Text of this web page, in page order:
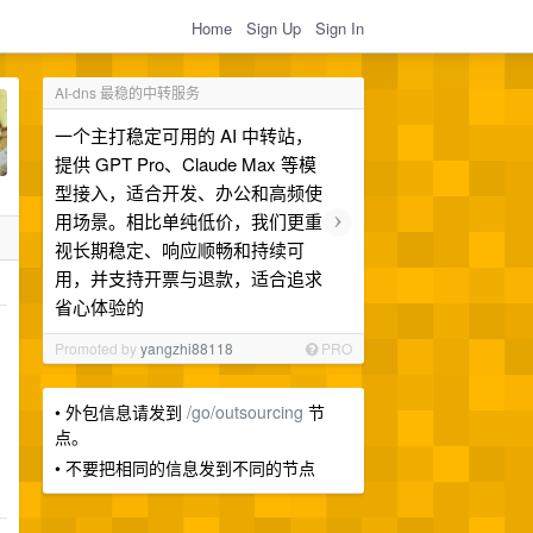
Home Sign Up Sign In
AI-dns 最稳的中转服务
一个主打稳定可用的 AI 中转站，
提供 GPT Pro、Claude Max 等模
型接入，适合开发、办公和高频使
用场景。相比单纯低价，我们更重
视长期稳定、响应顺畅和持续可
用，并支持开票与退款，适合追求
省心体验的
›
Promoted byyangzhi88118 PRO
• 外包信息请发到 /go/outsourcing 节
点。
• 不要把相同的信息发到不同的节点